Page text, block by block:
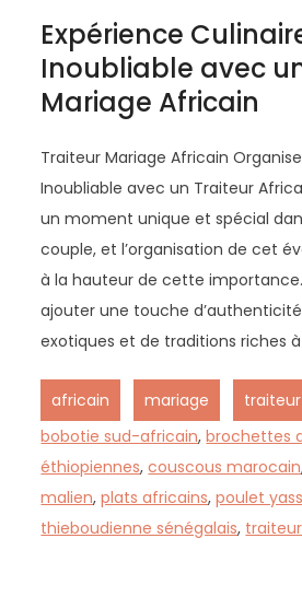
Expérience
Inoubliable avec
Mariage Africain
Traiteur Mariage Africain
Inoubliable avec un Traiteur
un moment unique et spécial
couple, et l’organisation de cet
à la hauteur de cette
ajouter une touche
exotiques et de traditions riches
africain mariage
bobotie sud-africain,brochettes
éthiopiennes,couscous marocain
malien,plats africains,poulet
thieboudienne sénégalais,